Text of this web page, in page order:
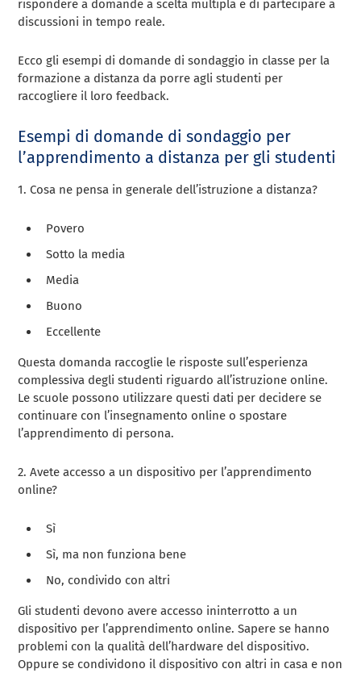
rispondere a domande a scelta multipla e di partecipare a
discussioni in tempo reale.
Ecco gli esempi di domande di sondaggio in classe per la
formazione a distanza da porre agli studenti per
raccogliere il loro feedback.
Esempi di domande di sondaggio per
l’apprendimento a distanza per gli studenti
1. Cosa ne pensa in generale dell’istruzione a distanza?
Povero
Sotto la media
Media
Buono
Eccellente
Questa domanda raccoglie le risposte sull’esperienza
complessiva degli studenti riguardo all’istruzione online.
Le scuole possono utilizzare questi dati per decidere se
continuare con l’insegnamento online o spostare
l’apprendimento di persona.
2. Avete accesso a un dispositivo per l’apprendimento
online?
Sì
Sì, ma non funziona bene
No, condivido con altri
Gli studenti devono avere accesso ininterrotto a un
dispositivo per l’apprendimento online. Sapere se hanno
problemi con la qualità dell’hardware del dispositivo.
Oppure se condividono il dispositivo con altri in casa e non